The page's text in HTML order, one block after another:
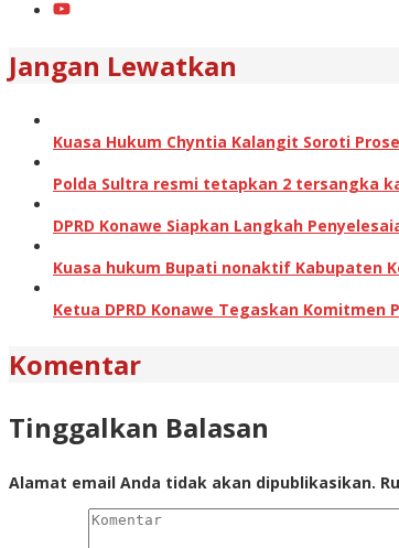
Jangan Lewatkan
Kuasa Hukum Chyntia Kalangit Soroti
Polda Sultra resmi tetapkan 2 tersangka
DPRD Konawe Siapkan Langkah
Kuasa hukum Bupati nonaktif Kabupaten
Ketua DPRD Konawe Tegaskan Komitmen
Komentar
Tinggalkan Balasan
Alamat email Anda tidak akan dipublikasikan.